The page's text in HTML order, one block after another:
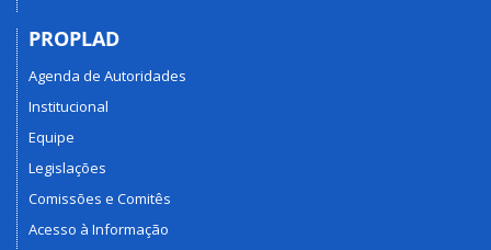
PROPLAD
Agenda de Autoridades
Institucional
Equipe
Legislações
Comissões e Comitês
Acesso à Informação